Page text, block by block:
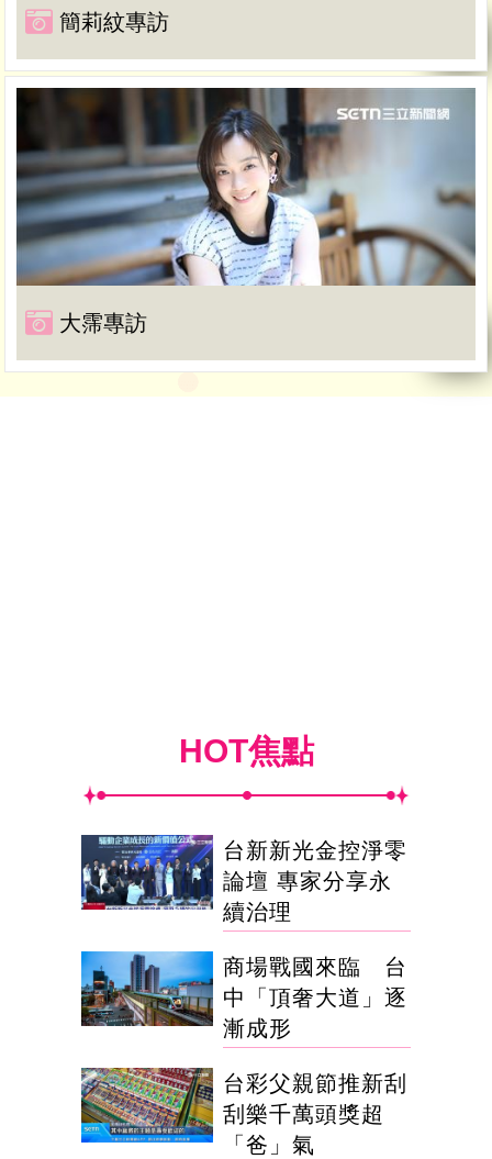
簡莉紋專訪
大霈專訪
HOT焦點
台新新光金控淨零
論壇 專家分享永
續治理
商場戰國來臨 台
中「頂奢大道」逐
漸成形
台彩父親節推新刮
刮樂千萬頭獎超
「爸」氣